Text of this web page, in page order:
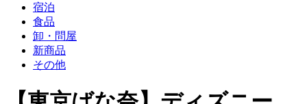
宿泊
食品
卸・問屋
新商品
その他